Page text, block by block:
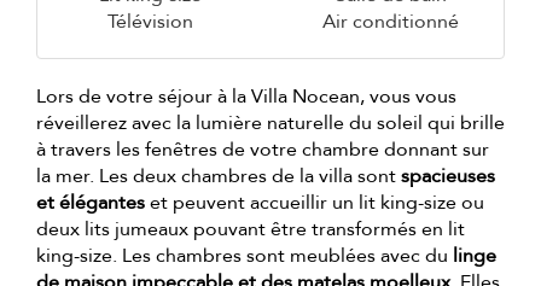
Télévision
Air conditionné
Lors de votre séjour à la Villa Nocean, vous vous
réveillerez avec la lumière naturelle du soleil qui brille
à travers les fenêtres de votre chambre donnant sur
la mer. Les deux chambres de la villa sontspacieuses
et éléganteset peuvent accueillir un lit king-size ou
deux lits jumeaux pouvant être transformés en lit
king-size. Les chambres sont meublées avec du linge